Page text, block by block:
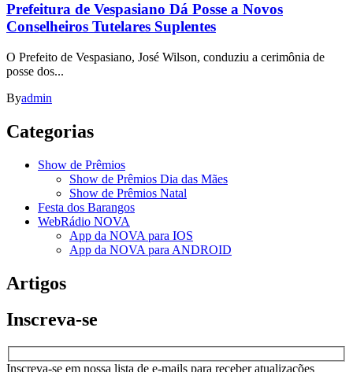
Prefeitura de Vespasiano Dá Posse a Novos
Conselheiros Tutelares Suplentes
O Prefeito de Vespasiano, José Wilson, conduziu a cerimônia de
posse dos...
Byadmin
Categorias
Show de Prêmios
Show de Prêmios Dia das Mães
Show de Prêmios Natal
Festa dos Barangos
WebRádio NOVA
App da NOVA para IOS
App da NOVA para ANDROID
Artigos
Inscreva-se
Inscreva-se em nossa lista de e-mails para receber atualizações